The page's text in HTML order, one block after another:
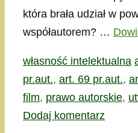
która brała udział w
współautorem? …
Kategorie
własność intelektualna
pr.aut., art. 69 pr.aut.,
film, prawo autorskie,
Dodaj komentarz